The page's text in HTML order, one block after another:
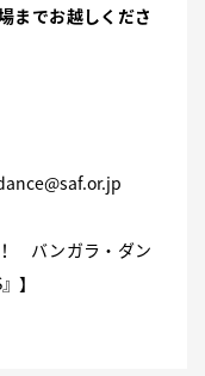
までお越しくださ
！ バンガラ・ダン
】